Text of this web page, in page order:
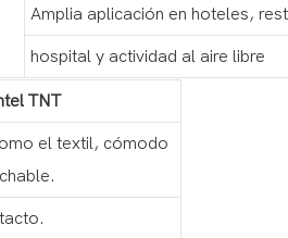
Amplia aplicación en hoteles,
hospital y actividad al aire libre
TNT
el textil, cómodo